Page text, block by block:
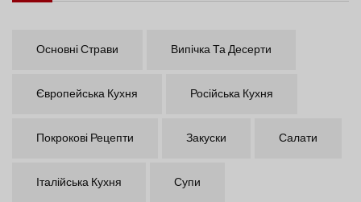
Основні Страви Випічка Та Десерти
Європейська Кухня Російська Кухня
Покрокові Рецепти Закуски Салати
Італійська Кухня Супи